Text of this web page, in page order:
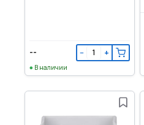
-- − +
В наличии